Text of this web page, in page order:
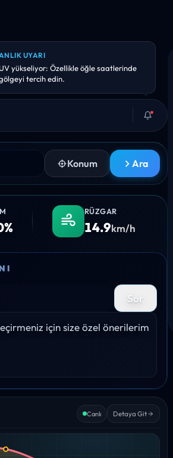
Hava kalitesi orta. Hassas kişiler yoğun
kaçınabilir.
Konum Ara
RÜZGAR
14.9km/h
Sor
için size özel önerilerim
Canlı Detaya Git
10:00 11:00
26°
Yağış: 0%